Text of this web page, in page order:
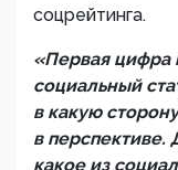
соцрейтинга.
«Первая
социальный
в какую
в перспективе.
какое из